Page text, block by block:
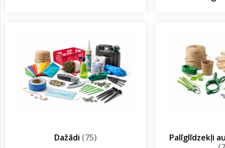
Dažādi (75)
Palīglīdzekļi